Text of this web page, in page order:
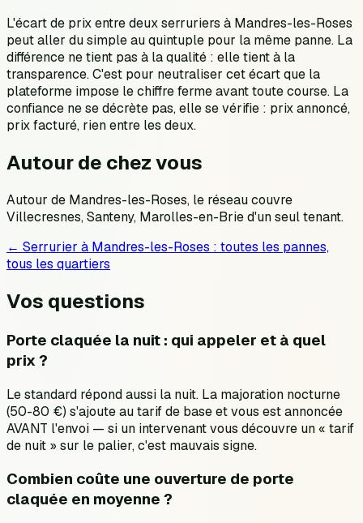
L'écart de prix entre deux serruriers à Mandres-les-Roses
peut aller du simple au quintuple pour la même panne. La
différence ne tient pas à la qualité : elle tient à la
transparence. C'est pour neutraliser cet écart que la
plateforme impose le chiffre ferme avant toute course. La
confiance ne se décrète pas, elle se vérifie : prix annoncé,
prix facturé, rien entre les deux.
Autour de chez vous
Autour de Mandres-les-Roses, le réseau couvre
Villecresnes, Santeny, Marolles-en-Brie d'un seul tenant.
← Serrurier à Mandres-les-Roses : toutes les pannes,
tous les quartiers
Vos questions
Porte claquée la nuit : qui appeler et à quel
prix ?
Le standard répond aussi la nuit. La majoration nocturne
(50-80 €) s'ajoute au tarif de base et vous est annoncée
AVANT l'envoi — si un intervenant vous découvre un « tarif
de nuit » sur le palier, c'est mauvais signe.
Combien coûte une ouverture de porte
claquée en moyenne ?